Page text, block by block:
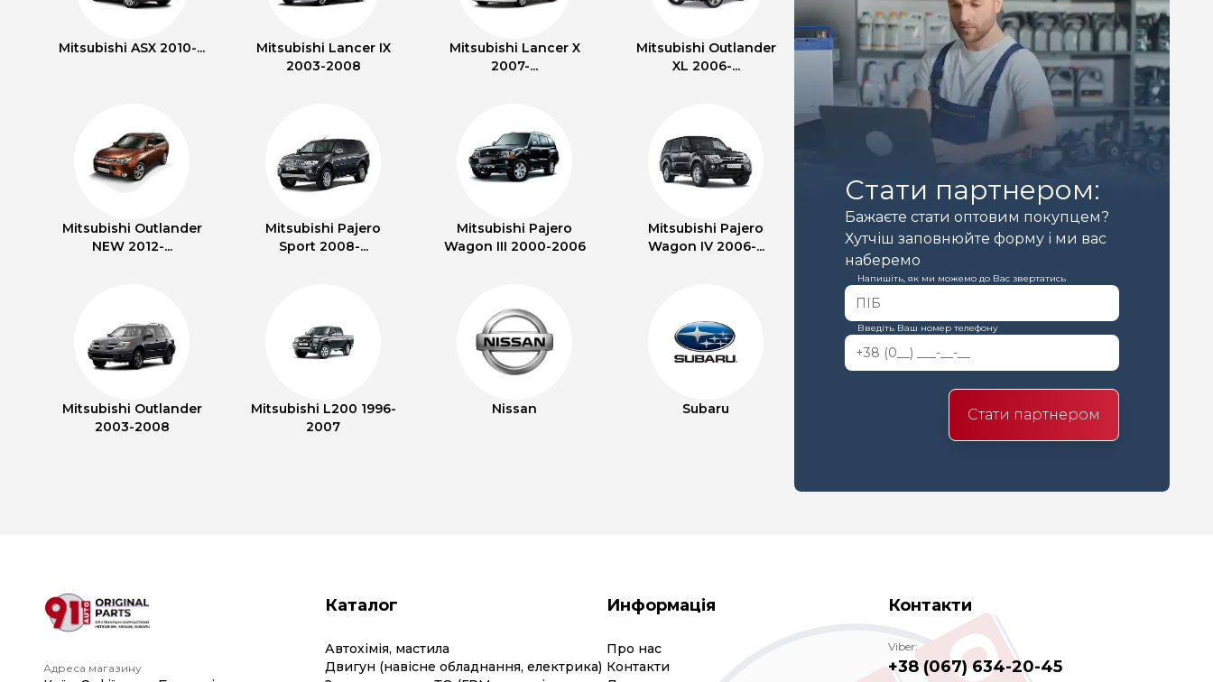
Mitsubishi ASX 2010-...
Mitsubishi Lancer IX
2003-2008
Mitsubishi Lancer X
2007-...
Mitsubishi Outlander
XL 2006-...
Mitsubishi Outlander
NEW 2012-...
Mitsubishi Pajero
Sport 2008-...
Mitsubishi Pajero
Wagon III 2000-2006
Mitsubishi Pajero
Wagon IV 2006-...
Mitsubishi Outlander
2003-2008
Mitsubishi L200 1996-
2007
Nissan Subaru
Стати партнером:
Бажаєте стати оптовим покупцем?
Хутчіш заповнюйте форму і ми вас
наберемо
Напишіть, як ми можемо до Вас звертатись
Введіть Ваш номер телефону
Стати партнером
Адреса магазину
Каталог
Автохімія, мастила
Двигун (навісне обладнання, електрика)
Информація
Про нас
Контакти
Контакти
Viber:
+38 (067) 634-20-45